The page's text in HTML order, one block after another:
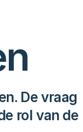
De vraag
rol van de